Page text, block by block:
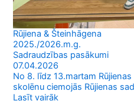
Rūjiena & Šteinhāgena
2025./2026.m.g.
Sadraudzības pasākumi
07.04.2026
No 8. līdz 13.martam
skolēnu ciemojās Rūjienas
Lasīt vairāk